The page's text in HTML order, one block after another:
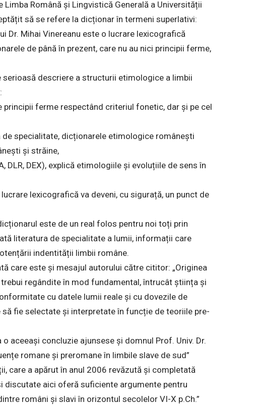
Limba Română și Lingvistică Generală a Universității
să se refere la dicționar în termeni superlativi:
Dr. Mihai Vinereanu este o lucrare lexicografică
de până în prezent, care nu au nici principii ferme,
descriere a structurii etimologice a limbii
ferme respectând criteriul fonetic, dar și pe cel
specialitate, dicționarele etimologice românești
și străine,
DLR, DEX), explică etimologiile și evoluțiile de sens în
lexicografică va deveni, cu sigurață, un punct de
este de un real folos pentru noi toți prin
literatura de specialitate a lumii, informații care
indentității limbii române.
care este și mesajul autorului către cititor: „Originea
regândite în mod fundamental, întrucât știința și
cu datele lumii reale și cu dovezile de
fie selectate și interpretate în funcție de teoriile pre-
aceeași concluzie ajunsese și domnul Prof. Univ. Dr.
romane și preromane în limbile slave de sud”
care a apărut în anul 2006 revăzută și completată
discutate aici oferă suficiente argumente pentru
români și slavi în orizontul secolelor VI-X p.Ch.”